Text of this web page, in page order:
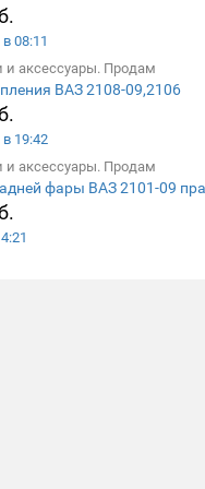
в 08:11
и аксессуары. Продам
ВАЗ 2108-09,2106
в 19:42
и аксессуары. Продам
фары ВАЗ 2101-09